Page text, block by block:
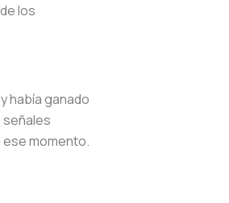
los
había ganado
señales
ese momento.